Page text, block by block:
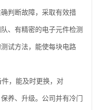
判断故障，采取有效措
、有精密的电子元件检测
试方法，能使每块电路
件，能及时更换，对
养、升级。公司并有冷门